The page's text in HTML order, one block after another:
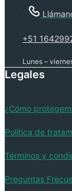
+51
Lunes –
Legales
¿Cómo
Política de
Términos y
Preguntas